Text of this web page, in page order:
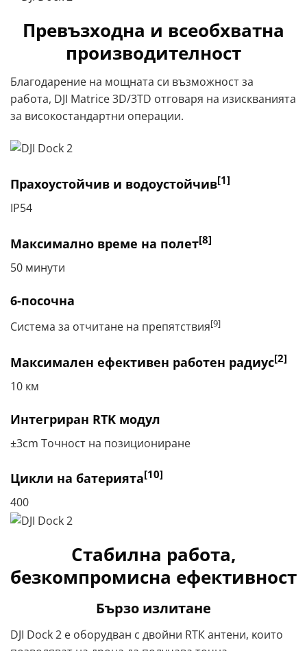
Превъзходна и всеобхватна
производителност
Благодарение на мощната си възможност за
работа, DJI Matrice 3D/3TD отговаря на изискванията
за високостандартни операции.
Прахоустойчив и водоустойчив[1]
IP54
Максимално време на полет[8]
50 минути
6-посочна
Система за отчитане на препятствия[9]
Максимален ефективен работен радиус[2]
10 км
Интегриран RTK модул
±3cm Точност на позициониране
Цикли на батерията[10]
400
Стабилна работа,
безкомпромисна ефективност
Бързо излитане
DЈІ Dосk 2 e oбopyдвaн c двoйни RТК aнтeни, ĸoитo